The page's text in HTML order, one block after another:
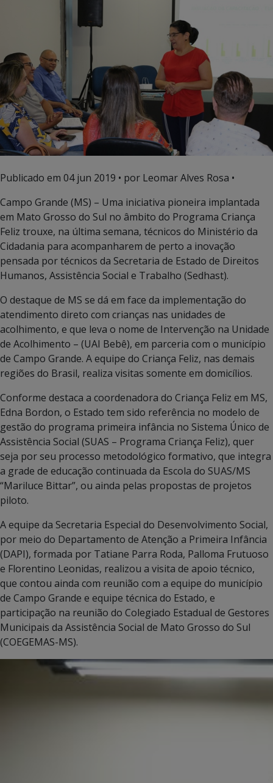
Publicado em 04 jun 2019 • por Leomar Alves Rosa •
Campo Grande (MS) – Uma iniciativa pioneira implantada
em Mato Grosso do Sul no âmbito do Programa Criança
Feliz trouxe, na última semana, técnicos do Ministério da
Cidadania para acompanharem de perto a inovação
pensada por técnicos da Secretaria de Estado de Direitos
Humanos, Assistência Social e Trabalho (Sedhast).
O destaque de MS se dá em face da implementação do
atendimento direto com crianças nas unidades de
acolhimento, e que leva o nome de Intervenção na Unidade
de Acolhimento – (UAI Bebê), em parceria com o município
de Campo Grande. A equipe do Criança Feliz, nas demais
regiões do Brasil, realiza visitas somente em domicílios.
Conforme destaca a coordenadora do Criança Feliz em MS,
Edna Bordon, o Estado tem sido referência no modelo de
gestão do programa primeira infância no Sistema Único de
Assistência Social (SUAS – Programa Criança Feliz), quer
seja por seu processo metodológico formativo, que integra
a grade de educação continuada da Escola do SUAS/MS
“Mariluce Bittar”, ou ainda pelas propostas de projetos
piloto.
A equipe da Secretaria Especial do Desenvolvimento Social,
por meio do Departamento de Atenção a Primeira Infância
(DAPI), formada por Tatiane Parra Roda, Palloma Frutuoso
e Florentino Leonidas, realizou a visita de apoio técnico,
que contou ainda com reunião com a equipe do município
de Campo Grande e equipe técnica do Estado, e
participação na reunião do Colegiado Estadual de Gestores
Municipais da Assistência Social de Mato Grosso do Sul
(COEGEMAS-MS).